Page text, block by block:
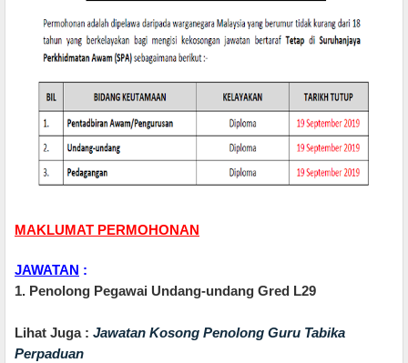
MAKLUMAT PERMOHONAN
JAWATAN :
1. Penolong Pegawai Undang-undang Gred L29
Lihat Juga : Jawatan Kosong Penolong Guru Tabika
Perpaduan